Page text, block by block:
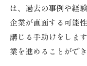
は、過去の事例や経
企業が直面する可能
講じる手助けをしま
業を進めることがで